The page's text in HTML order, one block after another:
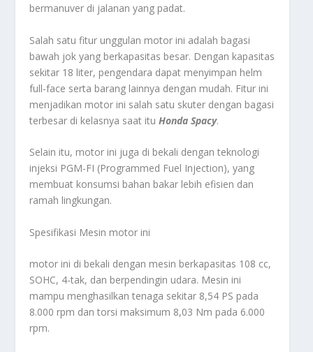
bermanuver di jalanan yang padat.
Salah satu fitur unggulan motor ini adalah bagasi
bawah jok yang berkapasitas besar. Dengan kapasitas
sekitar 18 liter, pengendara dapat menyimpan helm
full-face serta barang lainnya dengan mudah. Fitur ini
menjadikan motor ini salah satu skuter dengan bagasi
terbesar di kelasnya saat itu Honda Spacy.
Selain itu, motor ini juga di bekali dengan teknologi
injeksi PGM-FI (Programmed Fuel Injection), yang
membuat konsumsi bahan bakar lebih efisien dan
ramah lingkungan.
Spesifikasi Mesin motor ini
motor ini di bekali dengan mesin berkapasitas 108 cc,
SOHC, 4-tak, dan berpendingin udara. Mesin ini
mampu menghasilkan tenaga sekitar 8,54 PS pada
8.000 rpm dan torsi maksimum 8,03 Nm pada 6.000
rpm.